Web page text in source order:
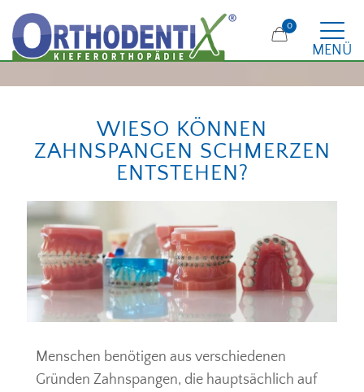
MENÜ
0
WIESO KÖNNEN
ZAHNSPANGEN SCHMERZEN
ENTSTEHEN?
Menschen benötigen aus verschiedenen
Gründen Zahnspangen, die hauptsächlich auf